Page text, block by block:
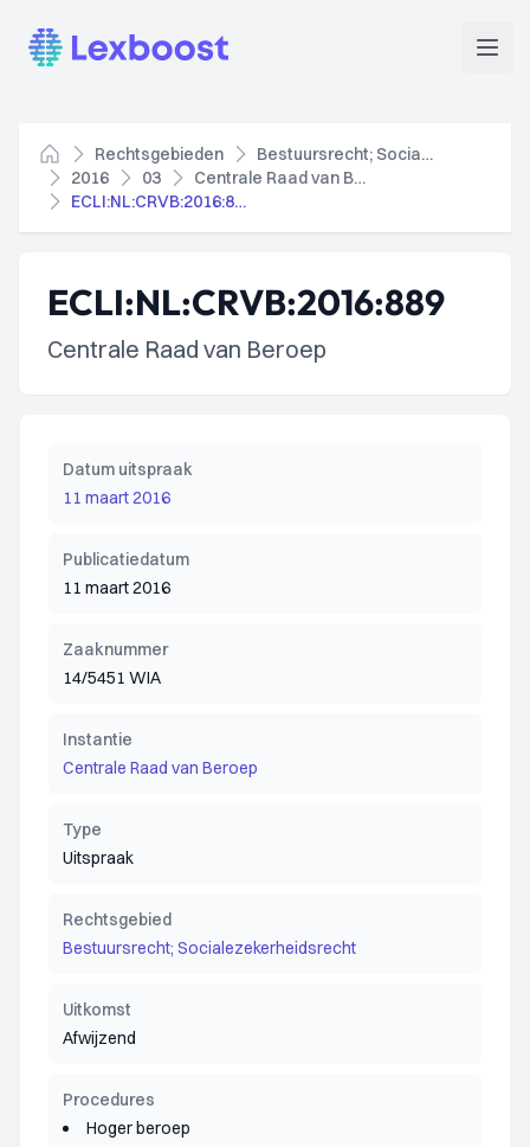
Lexboost
Home
Rechtsgebieden
Bestuursrecht; Socialezekerheidsrecht
2016
03
Centrale Raad van Beroep
ECLI:NL:CRVB:2016:889
ECLI:NL:CRVB:2016:889
Centrale Raad van Beroep
Datum uitspraak
11 maart 2016
Publicatiedatum
11 maart 2016
Zaaknummer
14/5451 WIA
Instantie
Centrale Raad van Beroep
Type
Uitspraak
Rechtsgebied
Bestuursrecht; Socialezekerheidsrecht
Uitkomst
Afwijzend
Procedures
Hoger beroep